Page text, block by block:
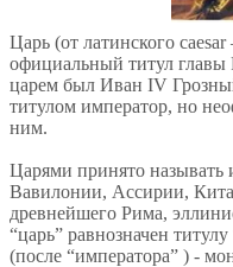
Царь (от латинского
официальный титул главы
царем был Иван IV
титулом император, но
ним.
Царями принято называть
Вавилонии, Ассирии,
древнейшего Рима,
“царь” равнозначен
(после “императора” ) -